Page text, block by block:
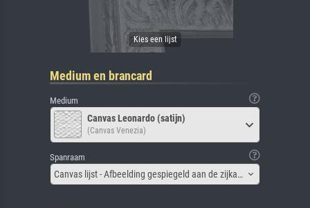
Medium en brancard
Medium
Canvas Leonardo (satijn)
(Canvas Venezia)
Spanraam
Canvas lijst - Afbeelding gespiegeld aan de zijkant